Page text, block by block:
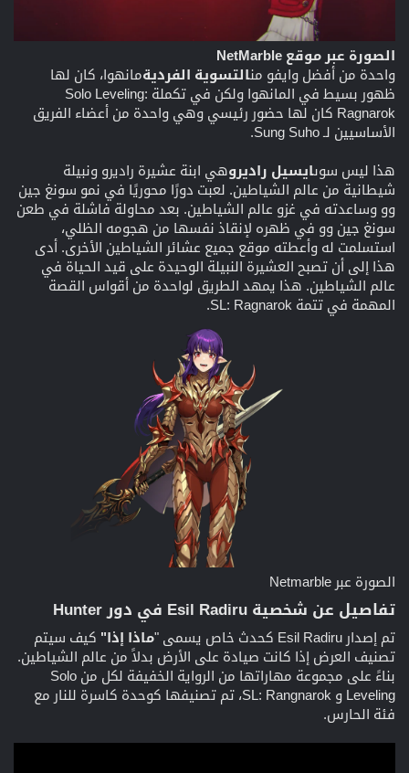
الصورة عبر موقع NetMarble
واحدة من أفضل وايفو منالتسوية الفرديةمانهوا، كان لها
ظهور بسيط في المانهوا ولكن في تكملة Solo Leveling:
Ragnarok كان لها حضور رئيسي وهي واحدة من أعضاء الفريق
الأساسيين لـ Sung Suho.
هذا ليس سوىايسيل راديروهي ابنة عشيرة راديرو ونبيلة
شيطانية من عالم الشياطين. لعبت دورًا محوريًا في نمو سونغ جين
وو وساعدته في غزو عالم الشياطين. بعد محاولة فاشلة في طعن
سونغ جين وو في ظهره لإنقاذ نفسها من هجومه الظلي،
استسلمت له وأعطته موقع جميع عشائر الشياطين الأخرى. أدى
هذا إلى أن تصبح العشيرة النبيلة الوحيدة على قيد الحياة في
عالم الشياطين. هذا يمهد الطريق لواحدة من أقواس القصة
المهمة في تتمة SL: Ragnarok.
الصورة عبر Netmarble
تفاصيل عن شخصية Esil Radiru في دور Hunter
تم إصدار Esil Radiru كحدث خاص يسمى " ماذا إذا" كيف سيتم
تصنيف العرض إذا كانت صيادة على الأرض بدلاً من عالم الشياطين.
بناءً على مجموعة مهاراتها من الرواية الخفيفة لكل من Solo
Leveling و SL: Rangnarok، تم تصنيفها كوحدة كاسرة للنار مع
فئة الحارس.